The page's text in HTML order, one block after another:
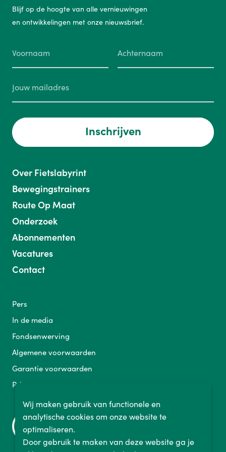
Blijf op de hoogte van alle vernieuwingen
en ontwikkelingen met onze nieuwsbrief.
Inschrijven
Over Fietslabyrint
Bewegingstrainers
Route Op Maat
Onderzoek
Abonnementen
Vacatures
Contact
Pers
In de media
Fondsenwerving
Algemene voorwaarden
Garantie voorwaarden
Privacy
Wij maken gebruik van functionele en
analytische cookies om onze website te
optimaliseren.
Door gebruik te maken van deze website ga je